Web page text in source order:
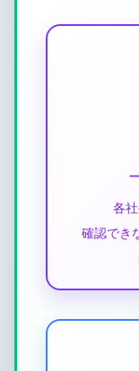
各
確認でき